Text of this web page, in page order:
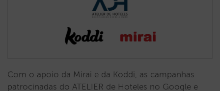
Com o apoio da Mirai e da Koddi, as campanhas
patrocinadas do ATELIER de Hoteles no Google e